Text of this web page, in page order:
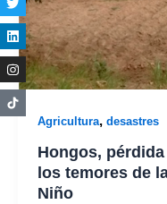
Agricultura, desastres
Hongos,
los temores de
Niño